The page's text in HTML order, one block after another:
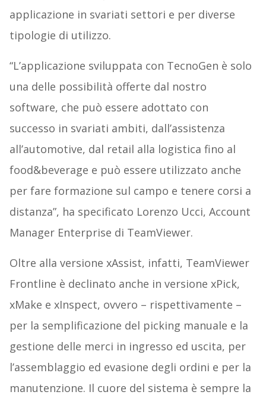
applicazione in svariati settori e per diverse
tipologie di utilizzo.
“L’applicazione sviluppata con TecnoGen è solo
una delle possibilità offerte dal nostro
software, che può essere adottato con
successo in svariati ambiti, dall’assistenza
all’automotive, dal retail alla logistica fino al
food&beverage e può essere utilizzato anche
per fare formazione sul campo e tenere corsi a
distanza”, ha specificato Lorenzo Ucci, Account
Manager Enterprise di TeamViewer.
Oltre alla versione xAssist, infatti, TeamViewer
Frontline è declinato anche in versione xPick,
xMake e xInspect, ovvero – rispettivamente –
per la semplificazione del picking manuale e la
gestione delle merci in ingresso ed uscita, per
l’assemblaggio ed evasione degli ordini e per la
manutenzione. Il cuore del sistema è sempre la